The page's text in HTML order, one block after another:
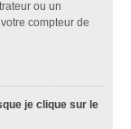
ou un
compteur de
je clique sur le